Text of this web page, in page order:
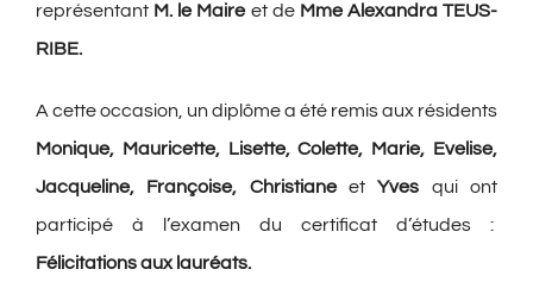
représentant M. le Maireet de Mme Alexandra TEUS-
RIBE.
A cette occasion, un diplôme a été remis aux résidents
Monique, Mauricette, Lisette, Colette, Marie, Evelise,
Jacqueline, Françoise, ChristianeetYves qui ont
participé à l’examen du certificat d’études :
Félicitations aux lauréats.